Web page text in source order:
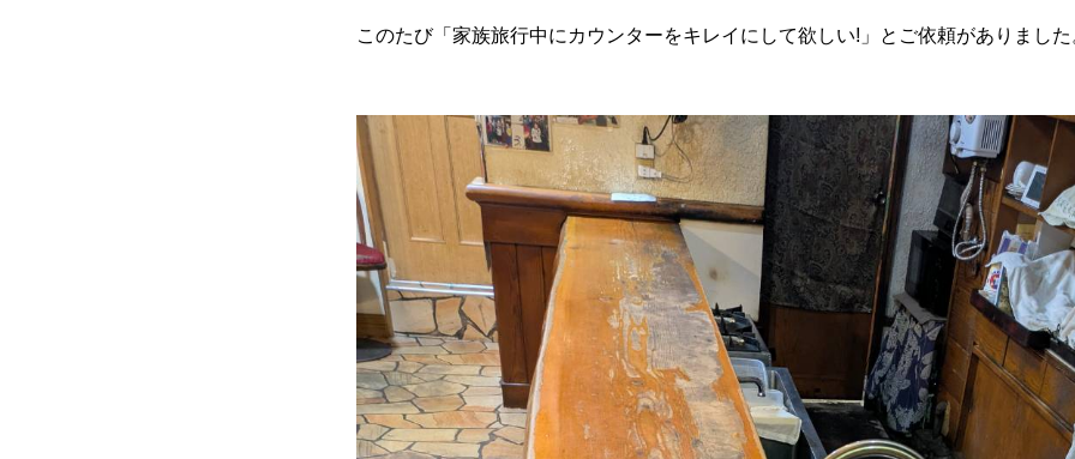
このたび「家族旅行中にカウンターをキレイにして欲しい!」とご依頼がありました